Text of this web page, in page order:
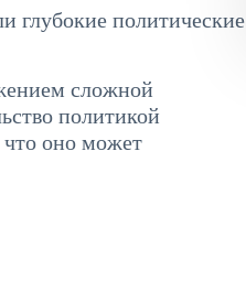
глубокие политические
сложной
политикой
что оно может